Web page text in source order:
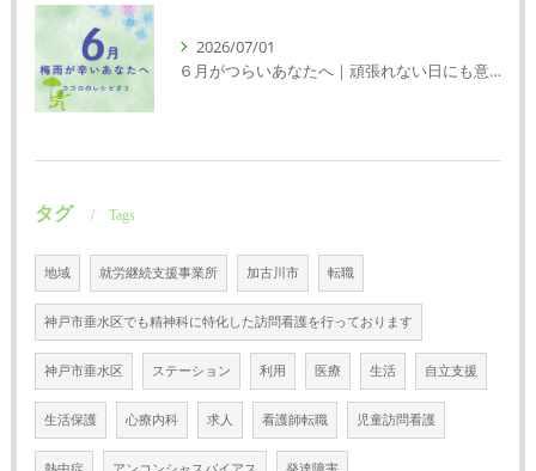
2026/07/01
６月がつらいあなたへ｜頑張れない日にも意味がある
タグ Tags
地域 就労継続支援事業所 加古川市 転職
神戸市垂水区でも精神科に特化した訪問看護を行っております
神戸市垂水区 ステーション 利用 医療 生活 自立支援
生活保護 心療内科 求人 看護師転職 児童訪問看護